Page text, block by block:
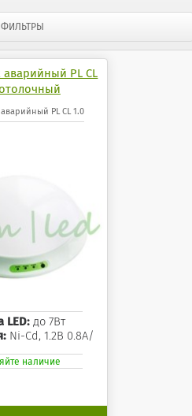
ФИЛЬТРЫ
аварийный PL CL
PL CL 1.0
LED: до 7Вт
Ni-Cd, 1.2В 0.8А/
наличие